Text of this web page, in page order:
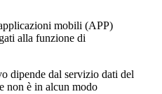
mobili (APP)
alla funzione di
dipende dal servizio dati del
non è in alcun modo